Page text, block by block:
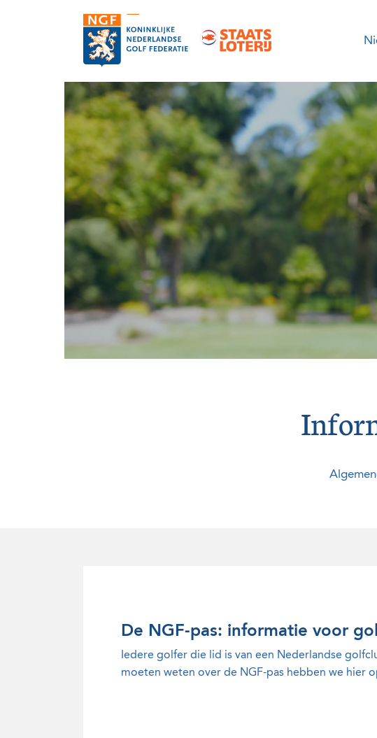
Contact
Pers en media
Medewerkers
Organisatie
Vacatures
Strategie, statuten en reglementen
Partners van de NGF
Informatie over de NGF-pas
NGF-verzekeringen
Topgolf
De NGF-competities
Golf in Nederland: feiten en cijfers
Onze historie
Vrijwilligers
De NGF-pas: informatie voor
Iedere golfer die lid is van een Nederlandse
moeten weten over de NGF-pas hebben we hier